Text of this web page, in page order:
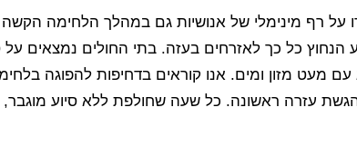
על רף מינימלי של אנושיות גם במהלך הלחימה
הנחוץ כל כך לאזרחים בעזה. בתי החולים נמצאים
עם מעט מזון ומים. אנו קוראים בדחיפות להפוגה
הגשת עזרה ראשונה. כל שעה שחולפת ללא סיוע